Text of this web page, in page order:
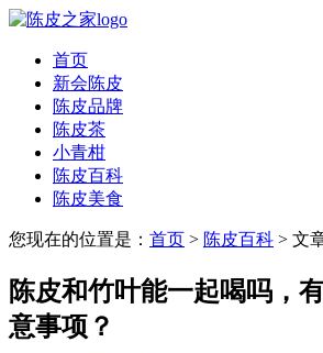
首页
新会陈皮
陈皮品牌
陈皮茶
小青柑
陈皮百科
陈皮美食
您现在的位置是： 首页 > 陈皮百科 > 文
陈皮和竹叶能一起喝吗，
意事项？